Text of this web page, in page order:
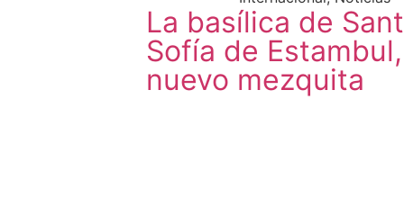
La basílica de
Sofía de
nuevo mezquita